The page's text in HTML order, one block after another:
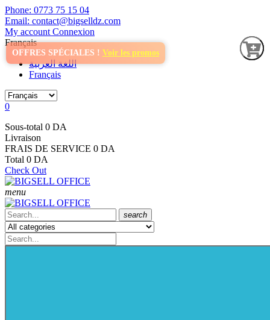
Phone: 0773 75 15 04
Email: contact@bigselldz.com
OFFRES SPÉCIALES ! Voir les promos
My account Connexion
Français
اللغة العربية
Français
0
Sous-total 0 DA
Livraison
FRAIS DE SERVICE 0 DA
Total 0 DA
Check Out
menu
search